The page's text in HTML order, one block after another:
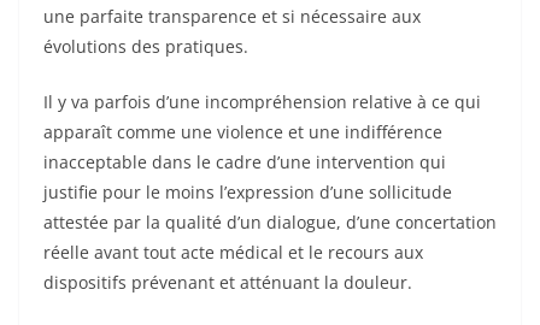
une parfaite transparence et si nécessaire aux
évolutions des pratiques.
Il y va parfois d’une incompréhension relative à ce qui
apparaît comme une violence et une indifférence
inacceptable dans le cadre d’une intervention qui
justifie pour le moins l’expression d’une sollicitude
attestée par la qualité d’un dialogue, d’une concertation
réelle avant tout acte médical et le recours aux
dispositifs prévenant et atténuant la douleur.